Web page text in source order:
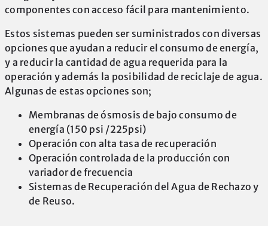
componentes con acceso fácil para mantenimiento.
Estos sistemas pueden ser suministrados con diversas
opciones que ayudan a reducir el consumo de energía,
y a reducir la cantidad de agua requerida para la
operación y además la posibilidad de reciclaje de agua.
Algunas de estas opciones son;
Membranas de ósmosis de bajo consumo de
energía (150 psi /225psi)
Operación con alta tasa de recuperación
Operación controlada de la producción con
variador de frecuencia
Sistemas de Recuperación del Agua de Rechazo y
de Reuso.